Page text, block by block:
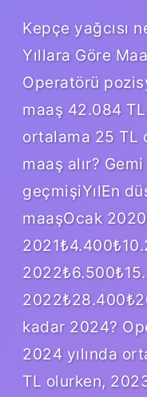
Kepçe yağcısı
Yıllara Göre
Operatörü
maaş 42.084
ortalama 25 TL
maaş alır?
geçmişiYılEn
maaşOcak
kadar 2024?
2024 yılında
TL olurken,